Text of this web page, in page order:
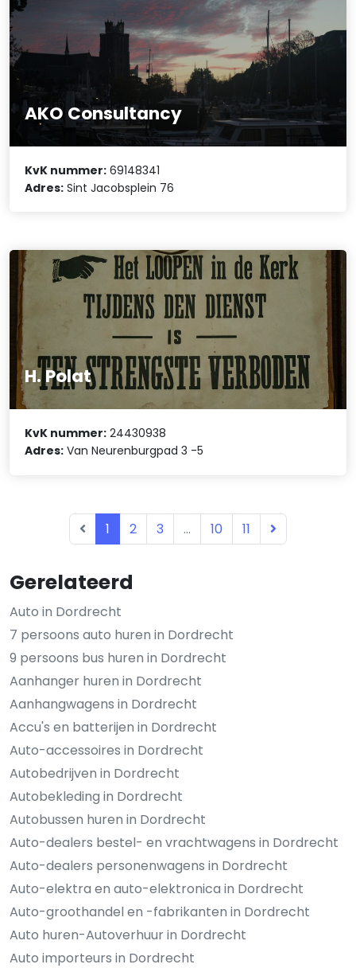
Gerelateerd
Auto in Dordrecht
7 persoons auto huren in Dordrecht
9 persoons bus huren in Dordrecht
Aanhanger huren in Dordrecht
Aanhangwagens in Dordrecht
Accu's en batterijen in Dordrecht
Auto-accessoires in Dordrecht
Autobedrijven in Dordrecht
Autobekleding in Dordrecht
Autobussen huren in Dordrecht
Auto-dealers bestel- en vrachtwagens in Dordrecht
Auto-dealers personenwagens in Dordrecht
Auto-elektra en auto-elektronica in Dordrecht
Auto-groothandel en -fabrikanten in Dordrecht
Auto huren-Autoverhuur in Dordrecht
Auto importeurs in Dordrecht
AKO Consultancy
KvK nummer: 69148341
Adres: Sint Jacobsplein 76
H. Polat
KvK nummer: 24430938
Adres: Van Neurenburgpad 3 -5
1 2 3 ... 10 11